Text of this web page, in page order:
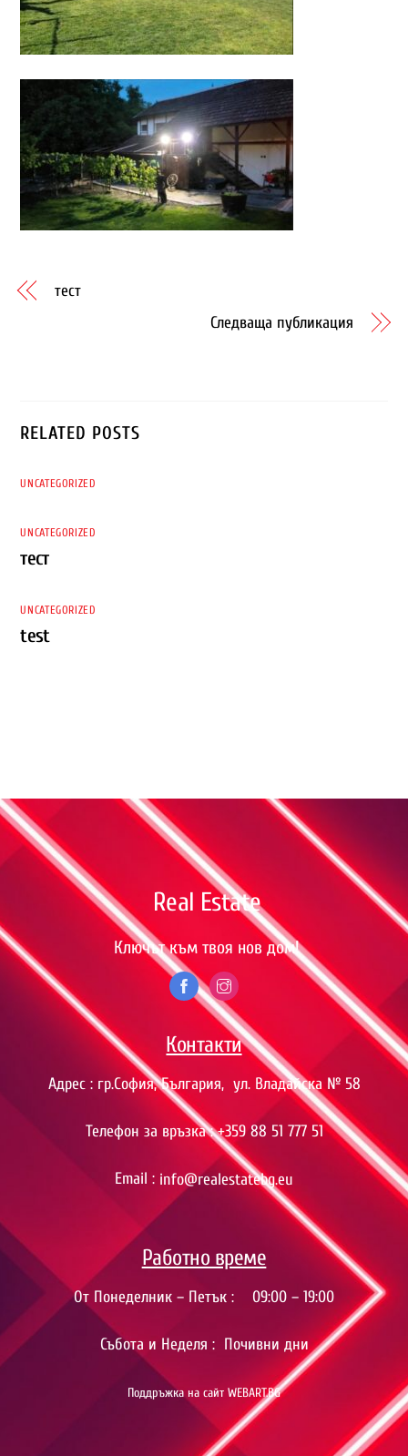
тест
Следваща публикация
RELATED POSTS
UNCATEGORIZED
UNCATEGORIZED
тест
UNCATEGORIZED
test
Back
To
Real Estate
Ключът към твоя нов дом!
Контакти
Адрес : гр.София, България, ул. Владайска № 58
Телефон за връзка :+359 88 51 777 51
Email : info@realestatebg.eu
Работно време
От Понеделник – Петък : 09:00 – 19:00
Събота и Неделя : Почивни дни
Поддръжка на сайт WEBART.BG